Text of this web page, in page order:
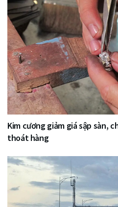
Kim cương giảm giá sập sàn,
thoát hàng